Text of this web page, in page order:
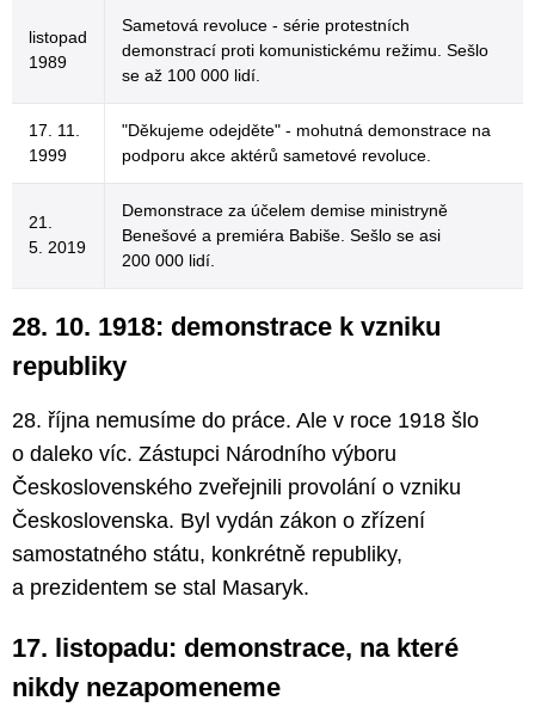
listopad
1989
Sametová revoluce - série protestních
demonstrací proti komunistickému režimu. Sešlo
se až 100 000 lidí.
17. 11.
1999
"Děkujeme odejděte" - mohutná demonstrace na
podporu akce aktérů sametové revoluce.
21.
5. 2019
Demonstrace za účelem demise ministryně
Benešové a premiéra Babiše. Sešlo se asi
200 000 lidí.
28. 10. 1918: demonstrace k vzniku
republiky
28. října nemusíme do práce. Ale v roce 1918 šlo
o daleko víc. Zástupci Národního výboru
Československého zveřejnili provolání o vzniku
Československa. Byl vydán zákon o zřízení
samostatného státu, konkrétně republiky,
a prezidentem se stal Masaryk.
17. listopadu: demonstrace, na které
nikdy nezapomeneme